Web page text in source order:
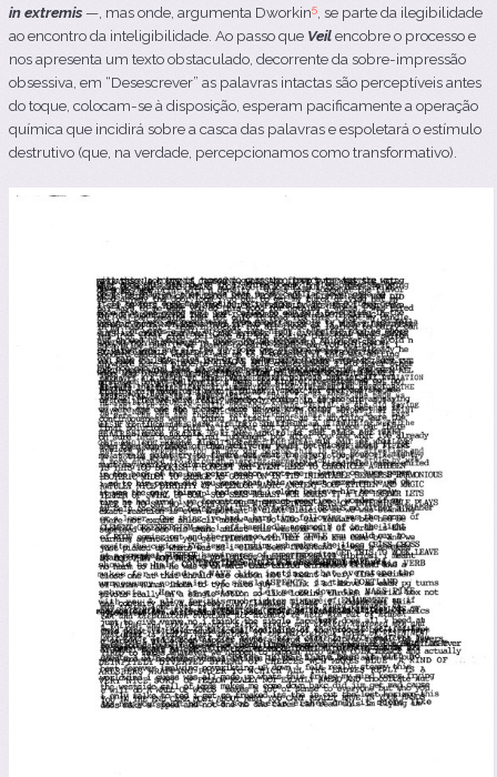
in extremis —, mas onde, argumenta Dworkin5 , se parte da ilegibilidade
ao encontro da inteligibilidade. Ao passo que Veilencobre o processo e
nos apresenta um texto obstaculado, decorrente da sobre-impressão
obsessiva, em “Desescrever” as palavras intactas são perceptíveis antes
do toque, colocam-se à disposição, esperam pacificamente a operação
química que incidirá sobre a casca das palavras e espoletará o estímulo
destrutivo (que, na verdade, percepcionamos como transformativo).